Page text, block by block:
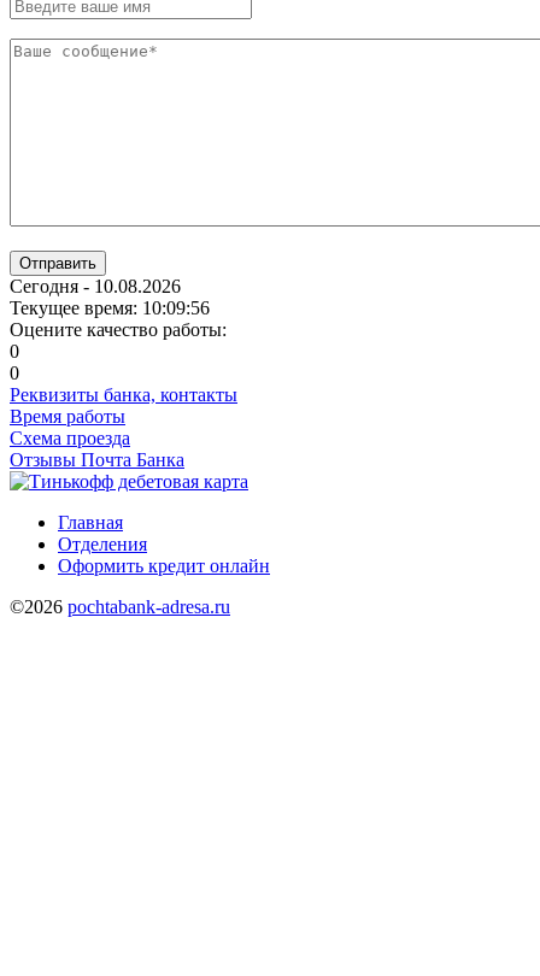
Отправить
Сегодня - 10.08.2026
Текущее время: 10:09:56
Оцените качество работы:
0
0
Реквизиты банка, контакты
Время работы
Схема проезда
Отзывы Почта Банка
Главная
Отделения
Оформить кредит онлайн
©2026 pochtabank-adresa.ru